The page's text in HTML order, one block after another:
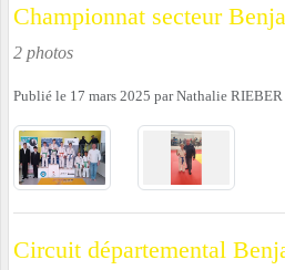
Championnat secteur
2 photos
Publié le 17 mars 2025 parNathalie RIEBER
Circuit départemental